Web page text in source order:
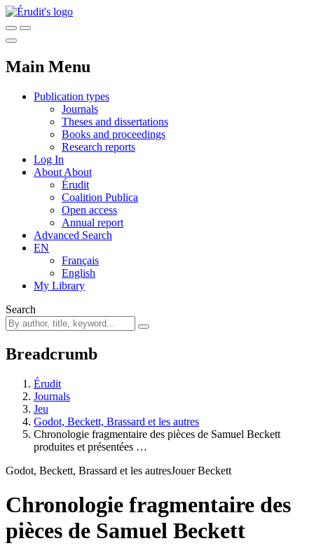
Main Menu
Publication types
Journals
Theses and dissertations
Books and proceedings
Research reports
Log In
About About
Érudit
Coalition Publica
Open access
Annual report
Advanced Search
EN
Français
English
My Library
Search
Breadcrumb
Érudit
Journals
Jeu
Godot, Beckett, Brassard et les autres
Chronologie fragmentaire des pièces de Samuel Beckett
produites et présentées …
Godot, Beckett, Brassard et les autresJouer Beckett
Chronologie fragmentaire des
pièces de Samuel Beckett